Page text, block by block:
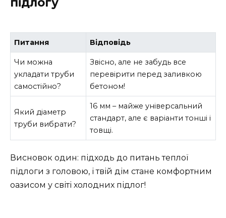
Питання Відповідь
Чи можна
укладати труби
самостійно?
Звісно, але не забудь все
перевірити перед заливкою
бетоном!
Який діаметр
труби вибрати?
16 мм – майже універсальний
стандарт, але є варіанти тонші і
товщі.
Висновок один: підходь до питань теплої
підлоги з головою, і твій дім стане комфортним
оазисом у світі холодних підлог!